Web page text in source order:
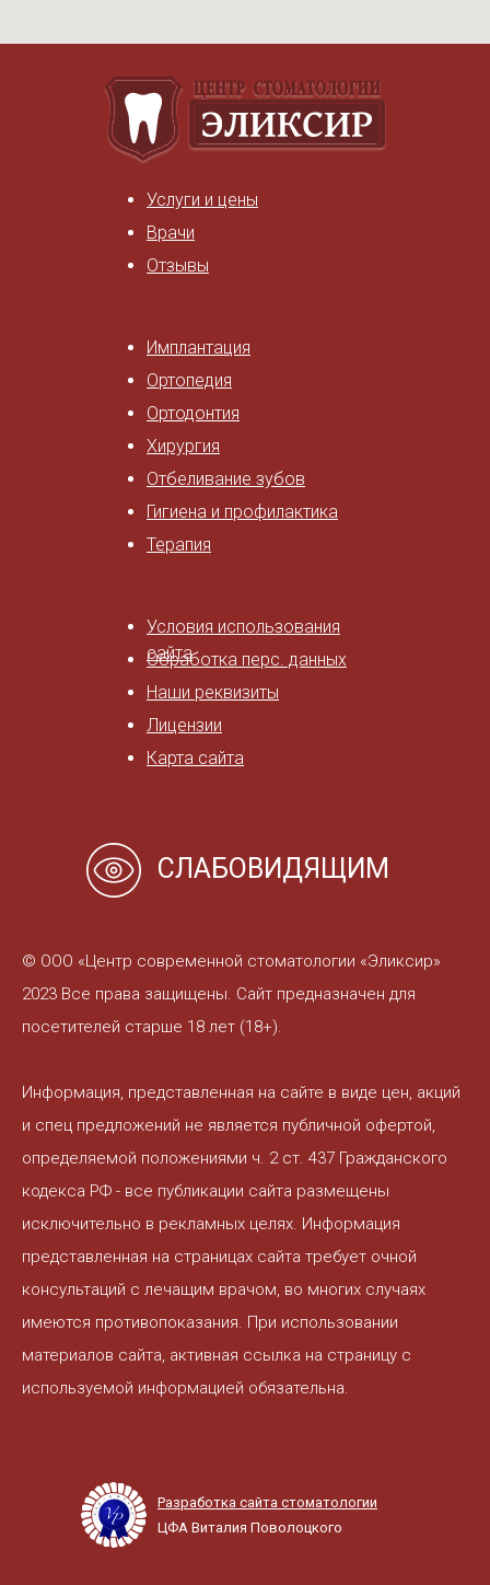
Услуги и цены
Врачи
Отзывы
Гигиена и профилактика
Терапия
Отбеливание зубов
Ортодонтия
Ортопедия
Хирургия
Имплантация
Условия использования
сайта
Обработка перс. данных
Наши реквизиты
Лицензии
Карта сайта
СЛАБОВИДЯЩИМ
© ООО «Центр современной стоматологии «Эликсир»
2023 Все права защищены. Сайт предназначен для
посетителей старше 18 лет (18+).
Информация, представленная на сайте в виде цен, акций
и спец предложений не является публичной офертой,
определяемой положениями ч. 2 ст. 437 Гражданского
кодекса РФ - все публикации сайта размещены
исключительно в рекламных целях. Информация
представленная на страницах сайта требует очной
консультаций с лечащим врачом, во многих случаях
имеются противопоказания. При использовании
материалов сайта, активная ссылка на страницу с
используемой информацией обязательна.
Разработка сайта стоматологии
ЦФА Виталия Поволоцкого
+7(3822) 908-800